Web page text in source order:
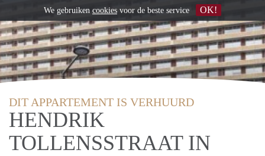
DIT APPARTEMENT IS VERHUURD
HENDRIK
TOLLENSSTRAAT IN
We gebruiken cookies voor de beste service OK!